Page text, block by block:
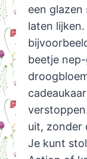
een glazen
laten
beetje
uit, zonder
Je kunt